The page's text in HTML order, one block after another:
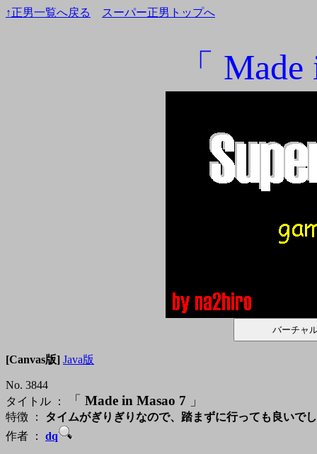
↑正男一覧へ戻る スーパー正男トップへ
「
[Canvas版] Java版
No. 3844
タイトル ：
「 Made in Masao 7 」
特徴 ： タイムがぎりぎりなので、踏まずに行っても良いで
作者 ： dq